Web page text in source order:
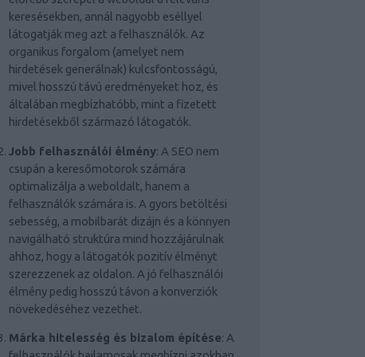
keresésekben, annál nagyobb eséllyel
látogatják meg azt a felhasználók. Az
organikus forgalom (amelyet nem
hirdetések generálnak) kulcsfontosságú,
mivel hosszú távú eredményeket hoz, és
általában megbízhatóbb, mint a fizetett
hirdetésekből származó látogatók.
Jobb felhasználói élmény: A SEO nem
csupán a keresőmotorok számára
optimalizálja a weboldalt, hanem a
felhasználók számára is. A gyors betöltési
sebesség, a mobilbarát dizájn és a könnyen
navigálható struktúra mind hozzájárulnak
ahhoz, hogy a látogatók pozitív élményt
szerezzenek az oldalon. A jó felhasználói
élmény pedig hosszú távon a konverziók
növekedéséhez vezethet.
Márka hitelesség és bizalom építése: A